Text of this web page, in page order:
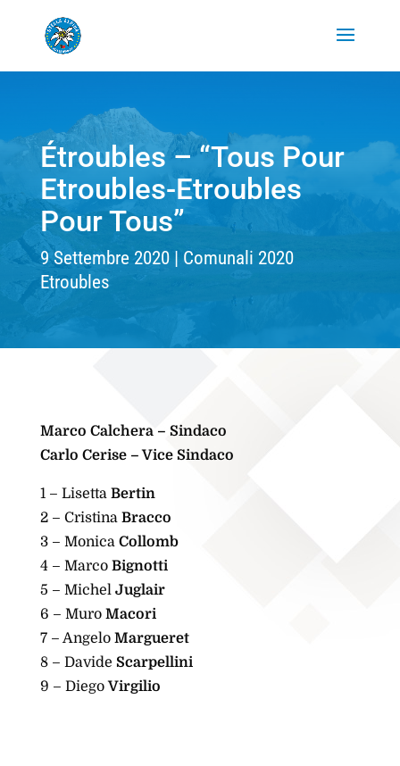
Étroubles – “Tous Pour
Etroubles-Etroubles
Pour Tous”
9 Settembre 2020
Comunali 2020
Etroubles
Marco Calchera – Sindaco
Carlo Cerise – Vice Sindaco
1 – Lisetta Bertin
2 – Cristina Bracco
3 – Monica Collomb
4 – MarcoBignotti
5 – Michel Juglair
6 – Muro Macori
7 – Angelo Margueret
8 – Davide Scarpellini
9 – DiegoVirgilio